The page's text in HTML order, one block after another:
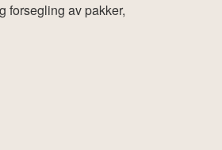
forsegling av pakker,